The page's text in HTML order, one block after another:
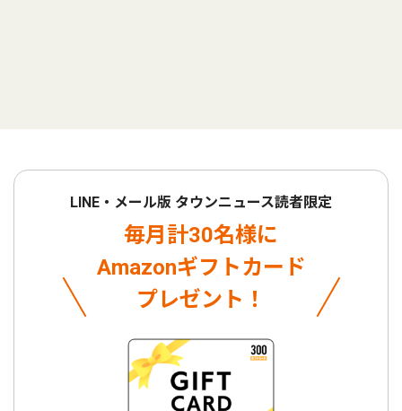
LINE・メール版 タウンニュース読者限定
毎月計30名様に
Amazonギフトカード
プレゼント！